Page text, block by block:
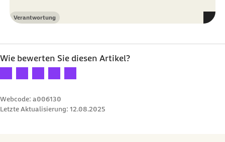
Kategorie
Verantwortung
Wie bewerten Sie diesen Artikel?
Ihre Bewertung: 1 Stern
Ihre Bewertung: 2 Sterne
Ihre Bewertung: 3 Sterne
Ihre Bewertung: 4 Sterne
Ihre Bewertung: 5 Sterne
Webcode: a006130
Letzte Aktualisierung: 12.08.2025